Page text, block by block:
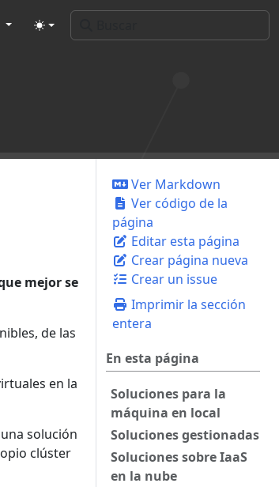
Ver Markdown
Ver código de la
página
Editar esta página
Crear página nueva
Crear un issue
Imprimir la sección
entera
En esta página
Soluciones para la
máquina en local
Soluciones gestionadas
Soluciones sobre IaaS
en la nube
mejor se
de las
en la
solución
clúster